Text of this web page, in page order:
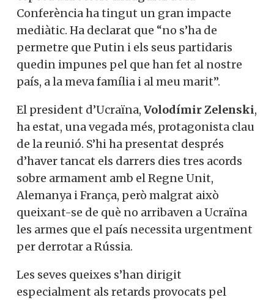
la seva esposa a la sessió inaugural de la
Conferència ha tingut un gran impacte
mediàtic. Ha declarat que “no s’ha de
permetre que Putin i els seus partidaris
quedin impunes pel que han fet al nostre
El president d’Ucraïna,Volodímir
Zelenski, ha estat, una vegada més,
protagonista clau de la reunió. S’hi ha
presentat després d’haver tancat els
darrers dies tres acords sobre armament
amb el Regne Unit, Alemanya i França,
però malgrat això queixant-se de què no
arribaven a Ucraïna les armes que el país
Rússia.